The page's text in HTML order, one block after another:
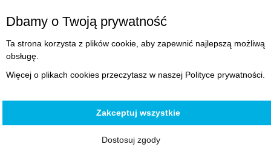
Dbamy o Twoją prywatność
Ta strona korzysta z plików cookie, aby zapewnić najlepszą możliwą
obsługę.
Więcej o plikach cookies przeczytasz w naszej Polityce prywatności.
Zakceptuj wszystkie
Dostosuj zgody